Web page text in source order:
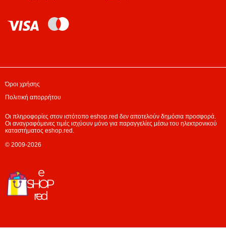
Όροι χρήσης
Πολιτική απορρήτου
Οι πληροφορίες στον ιστότοπο eshop.red δεν αποτελούν δημόσια προσφορά.
Οι αναγραφόμενες τιμές ισχύουν μόνο για παραγγελίες μέσω του ηλεκτρονικού
καταστήματος eshop.red.
© 2009-2026